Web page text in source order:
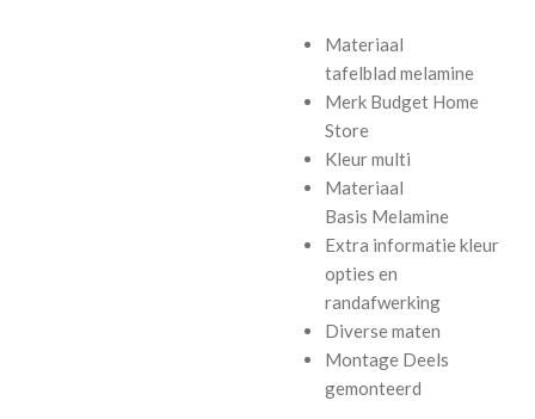
Materiaal
tafelblad melamine
Merk Budget Home
Store
Kleurmulti
Materiaal
Basis Melamine
Extra informatiekleur
opties en
randafwerking
Diverse maten
Montage Deels
gemonteerd